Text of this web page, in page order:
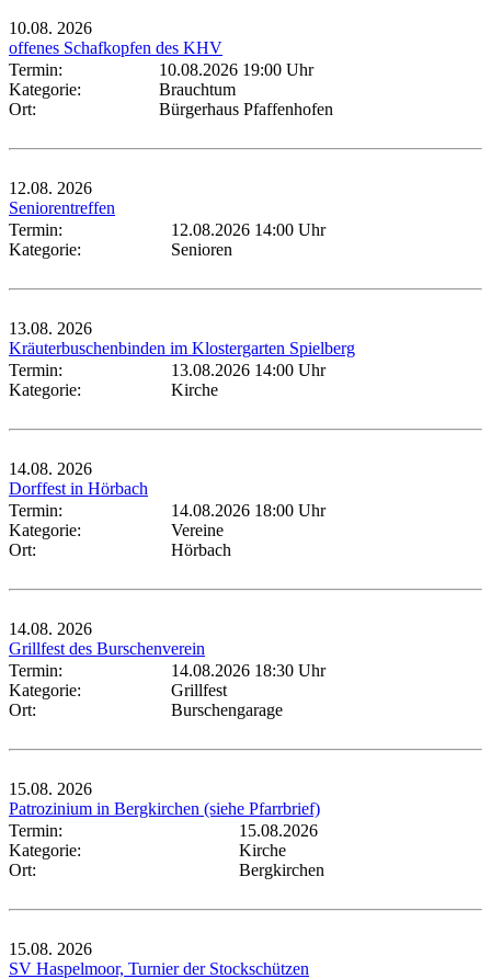
10.08. 2026
offenes Schafkopfen des KHV
Termin:
10.08.2026 19:00 Uhr
Kategorie:
Brauchtum
Ort:
Bürgerhaus Pfaffenhofen
12.08. 2026
Seniorentreffen
Termin:
12.08.2026 14:00 Uhr
Kategorie:
Senioren
13.08. 2026
Kräuterbuschenbinden im Klostergarten Spielberg
Termin:
13.08.2026 14:00 Uhr
Kategorie:
Kirche
14.08. 2026
Dorffest in Hörbach
Termin:
14.08.2026 18:00 Uhr
Kategorie:
Vereine
Ort:
Hörbach
14.08. 2026
Grillfest des Burschenverein
Termin:
14.08.2026 18:30 Uhr
Kategorie:
Grillfest
Ort:
Burschengarage
15.08. 2026
Patrozinium in Bergkirchen (siehe Pfarrbrief)
Termin:
15.08.2026
Kategorie:
Kirche
Ort:
Bergkirchen
15.08. 2026
SV Haspelmoor, Turnier der Stockschützen